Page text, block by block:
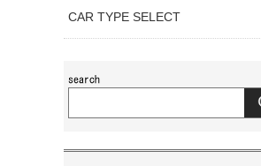
CAR TYPE SELECT